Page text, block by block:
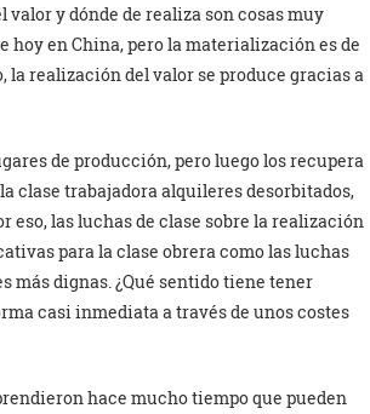
y dónde de realiza son cosas muy
hoy en China, pero la materialización es de
la realización del valor se produce gracias a
de producción, pero luego los recupera
clase trabajadora alquileres desorbitados,
eso, las luchas de clase sobre la realización
para la clase obrera como las luchas
más dignas. ¿Qué sentido tiene tener
casi inmediata a través de unos costes
hace mucho tiempo que pueden